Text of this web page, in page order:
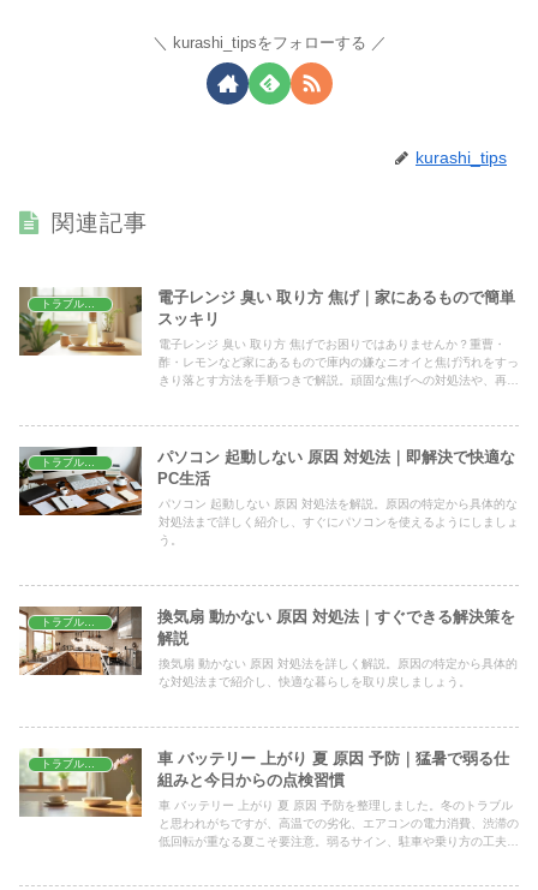
kurashi_tipsをフォローする
kurashi_tips
関連記事
電子レンジ 臭い 取り方 焦げ｜家にあるもので簡単
スッキリ
電子レンジ 臭い 取り方 焦げでお困りではありませんか？重曹・
酢・レモンなど家にあるもので庫内の嫌なニオイと焦げ汚れをすっ
きり落とす方法を手順つきで解説。頑固な焦げへの対処法や、再発
トラブル解決
パソコン 起動しない 原因 対処法｜即解決で快適な
PC生活
パソコン 起動しない 原因 対処法を解説。原因の特定から具体的な
対処法まで詳しく紹介し、すぐにパソコンを使えるようにしましょ
う。
トラブル解決
換気扇 動かない 原因 対処法｜すぐできる解決策を
解説
換気扇 動かない 原因 対処法を詳しく解説。原因の特定から具体的
な対処法まで紹介し、快適な暮らしを取り戻しましょう。
トラブル解決
車 バッテリー 上がり 夏 原因 予防｜猛暑で弱る仕
組みと今日からの点検習慣
車 バッテリー 上がり 夏 原因 予防を整理しました。冬のトラブル
と思われがちですが、高温での劣化、エアコンの電力消費、渋滞の
低回転が重なる夏こそ要注意。弱るサイン、駐車や乗り方の工夫、